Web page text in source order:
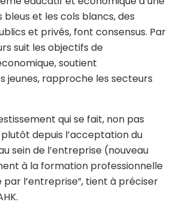
bleus et les cols blancs, des
et privés, font consensus. Par
suit les objectifs de
soutient
jeunes, rapproche les secteurs
qui se fait, non pas
plutôt depuis l’acceptation du
sein de l’entreprise (nouveau
à la formation professionnelle
l’entreprise”, tient à préciser